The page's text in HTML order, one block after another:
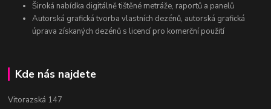
Široká nabídka digitálně tištěné metráže, raportů a panelů
Autorská grafická tvorba vlastních dezénů, autorská grafická
úprava získaných dezénů s licencí pro komerční použití
Kde nás najdete
Vitorazská 147